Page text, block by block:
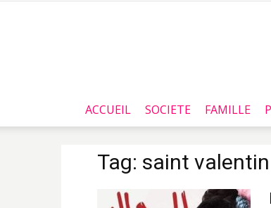
ACCUEIL SOCIETE FAMILLE
Tag: saint valentin